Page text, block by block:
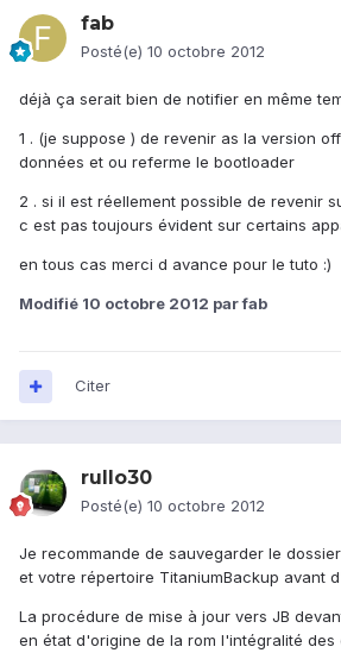
fab
Posté(e) 10 octobre 2012
déjà ça serait bien de notifier en même
1 . (je suppose ) de revenir as la version
données et ou referme le bootloader
2 . si il est réellement possible de revenir
c est pas toujours évident sur certains
en tous cas merci d avance pour le tuto :)
Modifié 10 octobre 2012 par fab
Citer
rullo30
Posté(e) 10 octobre 2012
Je recommande de sauvegarder le
et votre répertoire TitaniumBackup avant
La procédure de mise à jour vers JB
en état d'origine de la rom l'intégralité des